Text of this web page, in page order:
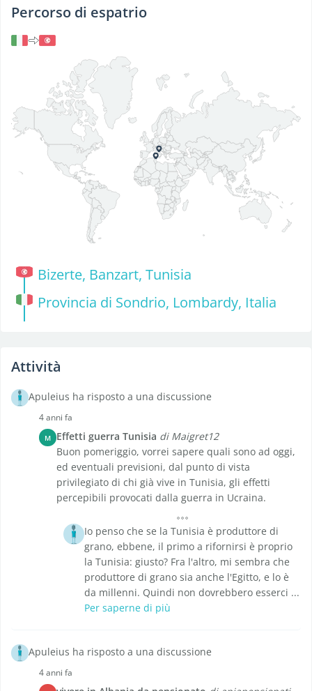
Percorso di espatrio
Bizerte, Banzart, Tunisia
Provincia di Sondrio, Lombardy, Italia
Attività
Apuleius ha risposto a una discussione
4 anni fa
M Effetti guerra Tunisia di Maigret12
Buon pomeriggio, vorrei sapere quali sono ad oggi,
ed eventuali previsioni, dal punto di vista
privilegiato di chi già vive in Tunisia, gli effetti
percepibili provocati dalla guerra in Ucraina.
Io penso che se la Tunisia è produttore di
grano, ebbene, il primo a rifornirsi è proprio
la Tunisia: giusto? Fra l'altro, mi sembra che
produttore di grano sia anche l'Egitto, e lo è
da millenni. Quindi non dovrebbero esserci ...
Per saperne di più
Apuleius ha risposto a una discussione
4 anni fa